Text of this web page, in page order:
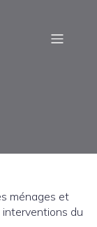
ménages et
du